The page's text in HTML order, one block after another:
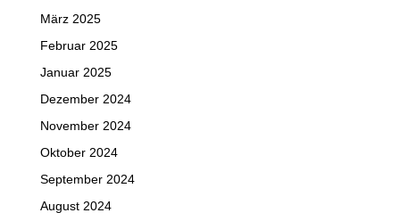
März 2025
Februar 2025
Januar 2025
Dezember 2024
November 2024
Oktober 2024
September 2024
August 2024